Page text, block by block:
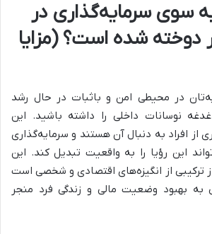
سوی سرمایه‌گذاری در
دوخته شده است؟ (مزایا
در محیطی امن و باثبات در حال رشد
نوسانات داخلی را داشته باشید. این
از افراد به دنبال آن هستند و سرمایه‌گذاری
این رؤیا را به واقعیت تبدیل کند. این
ترکیبی از انگیزه‌های اقتصادی و شخصی است
به بهبود وضعیت مالی و زندگی فرد منجر